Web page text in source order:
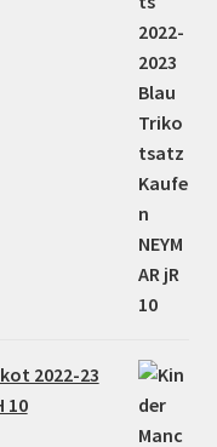
2022-23
10